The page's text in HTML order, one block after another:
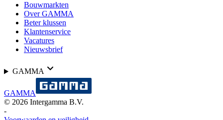
Bouwmarkten
Over GAMMA
Beter klussen
Klantenservice
Vacatures
Nieuwsbrief
GAMMA
GAMMA
© 2026 Intergamma B.V.
-